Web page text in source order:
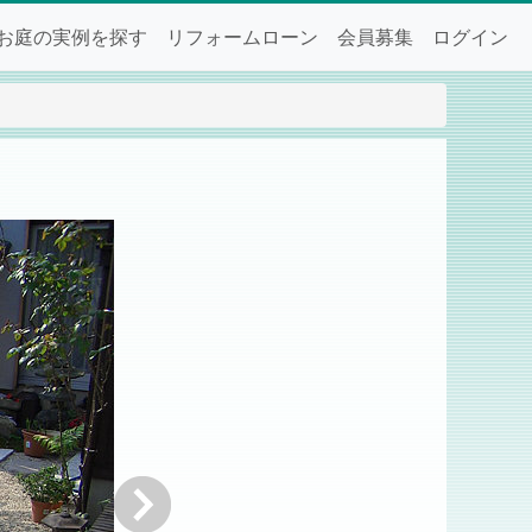
庭の実例を探す リフォームローン 会員募集 ログイン